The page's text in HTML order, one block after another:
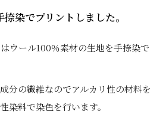
染でプリントしました。
ウール100％素材の生地を手捺染で
分の繊維なのでアルカリ性の材料を
染料で染色を行います。